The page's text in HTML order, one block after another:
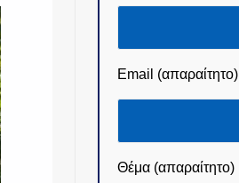
Email (απαραίτητο)
Θέμα (απαραίτητο)